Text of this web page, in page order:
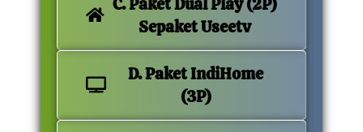
C. Paket Dual Play (2P)
Sepaket Useetv
D. Paket IndiHome
(3P)